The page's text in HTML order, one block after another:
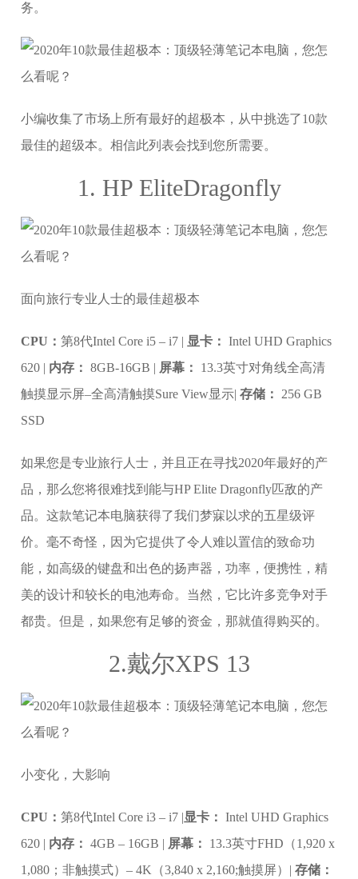
务。
小编收集了市场上所有最好的超极本，从中挑选了10款
最佳的超级本。相信此列表会找到您所需要。
1. HP EliteDragonfly
面向旅行专业人士的最佳超极本
CPU：第8代Intel Core i5 – i7 | 显卡： Intel UHD Graphics
620 | 内存： 8GB-16GB | 屏幕：
13.3英寸对角线全高清
触摸显示屏–全高清触摸Sure View显示|存储：
256 GB
SSD
如果您是专业旅行人士，并且正在寻找2020年最好的产
品，那么您将很难找到能与HP Elite Dragonfly匹敌的产
品。这款笔记本电脑获得了我们梦寐以求的五星级评
价。毫不奇怪，因为它提供了令人难以置信的致命功
能，如高级的键盘和出色的扬声器，功率，便携性，精
美的设计和较长的电池寿命。当然，它比许多竞争对手
都贵。但是，如果您有足够的资金，那就值得购买的。
2.戴尔XPS 13
小变化，大影响
CPU：第8代Intel Core i3 – i7 |显卡： Intel UHD Graphics
620 | 内存： 4GB – 16GB | 屏幕：
13.3英寸FHD（1,920 x
1,080；非触摸式）– 4K（3,840 x 2,160;触摸屏）|存储：